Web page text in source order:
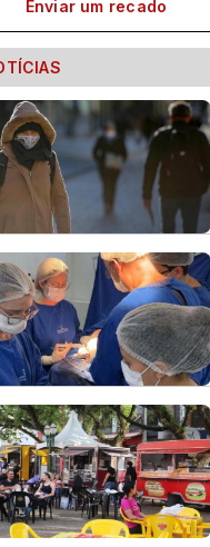
Enviar um recado